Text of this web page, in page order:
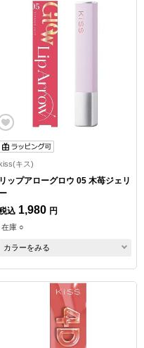
キス)
リップアローグロウ 05 木苺ジェリ
ー
込 1,980 円
在庫 ○
カラーをみる